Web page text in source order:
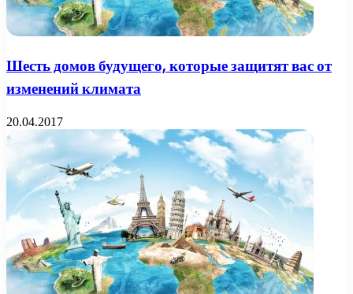
Шесть домов будущего, которые защитят вас от
изменений климата
20.04.2017